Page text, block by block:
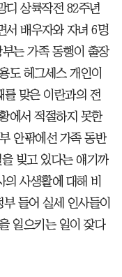
디 상륙작전 82주년
서 배우자와 자녀 6명
는 가족 동행이 출장
도 헤그세스 개인이
맞은 이란과의 전
에서 적절하지 못한
안팎에선 가족 동반
빚고 있다는 얘기까
사생활에 대해 비
들어 실세 인사들이
일으키는 일이 잦다